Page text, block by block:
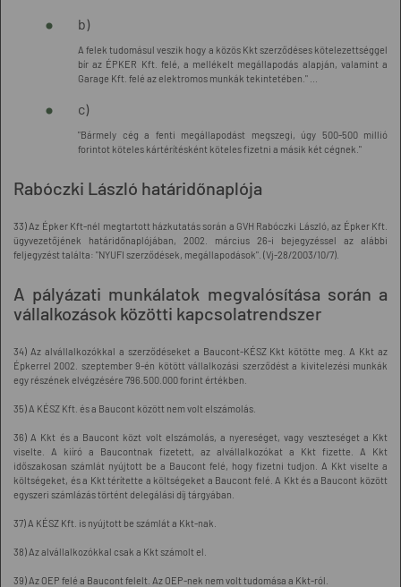
b)
A felek tudomásul veszik hogy a közös Kkt szerződéses kötelezettséggel
bír az ÉPKER Kft. felé, a mellékelt megállapodás alapján, valamint a
Garage Kft. felé az elektromos munkák tekintetében." ...
c)
"Bármely cég a fenti megállapodást megszegi, úgy 500-500 millió
forintot köteles kártérítésként köteles fizetni a másik két cégnek."
Rabóczki László határidőnaplója
33) Az Épker Kft-nél megtartott házkutatás során a GVH Rabóczki László, az Épker Kft.
ügyvezetőjének határidőnaplójában, 2002. március 26-i bejegyzéssel az alábbi
feljegyzést találta: "NYUFI szerződések, megállapodások". (Vj-28/2003/10/7).
A pályázati munkálatok megvalósítása során a
vállalkozások közötti kapcsolatrendszer
34) Az alvállalkozókkal a szerződéseket a Baucont-KÉSZ Kkt kötötte meg. A Kkt az
Épkerrel 2002. szeptember 9-én kötött vállalkozási szerződést a kivitelezési munkák
egy részének elvégzésére 796.500.000 forint értékben.
35) A KÉSZ Kft. és a Baucont között nem volt elszámolás.
36) A Kkt és a Baucont közt volt elszámolás, a nyereséget, vagy veszteséget a Kkt
viselte. A kiíró a Baucontnak fizetett, az alvállalkozókat a Kkt fizette. A Kkt
időszakosan számlát nyújtott be a Baucont felé, hogy fizetni tudjon. A Kkt viselte a
költségeket, és a Kkt térítette a költségeket a Baucont felé. A Kkt és a Baucont között
egyszeri számlázás történt delegálási díj tárgyában.
37) A KÉSZ Kft. is nyújtott be számlát a Kkt-nak.
38) Az alvállalkozókkal csak a Kkt számolt el.
39) Az OEP felé a Baucont felelt. Az OEP-nek nem volt tudomása a Kkt-ról.